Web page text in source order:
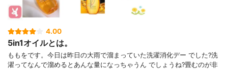
4.00
5in1オイルとは。
ももをです。今日は昨日の大雨で溜まっていた洗濯消化デー でした?洗
濯ってなんで溜めるとあんな量になっちゃうん でしょうね?畳むのが非